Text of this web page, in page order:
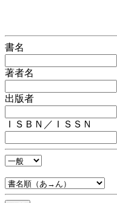
書名
著者名
出版者
ＩＳＢＮ／ＩＳＳＮ